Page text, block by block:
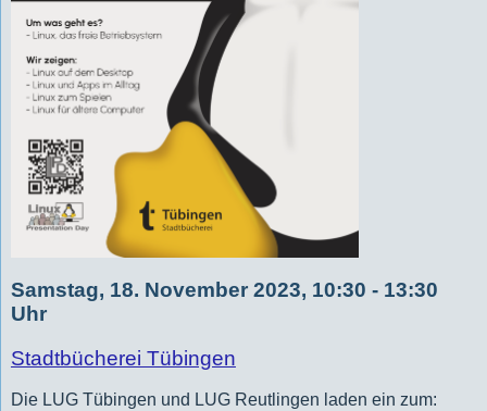
Samstag, 18. November 2023, 10:30 - 13:30
Uhr
Stadtbücherei Tübingen
Die LUG Tübingen und LUG Reutlingen laden ein zum: